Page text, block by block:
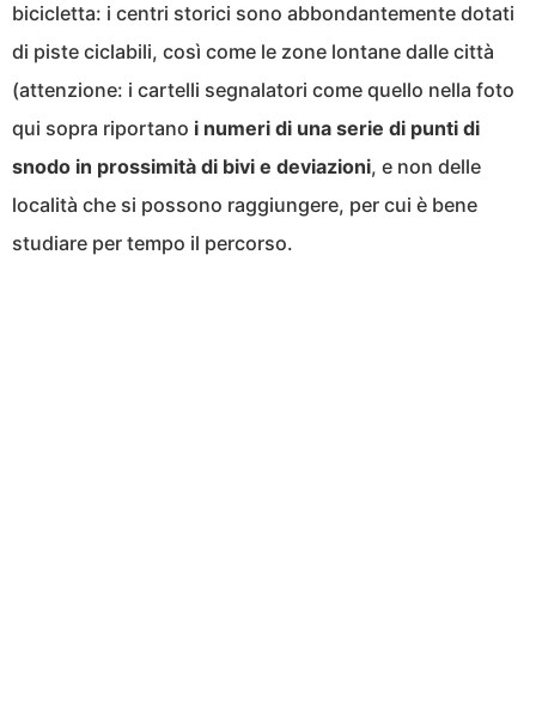
bicicletta: i centri storici sono abbondantemente dotati
di piste ciclabili, così come le zone lontane dalle città
(attenzione: i cartelli segnalatori come quello nella foto
qui sopra riportano i numeri di una serie di punti di
snodo in prossimità di bivi e deviazioni, e non delle
località che si possono raggiungere, per cui è bene
studiare per tempo il percorso.